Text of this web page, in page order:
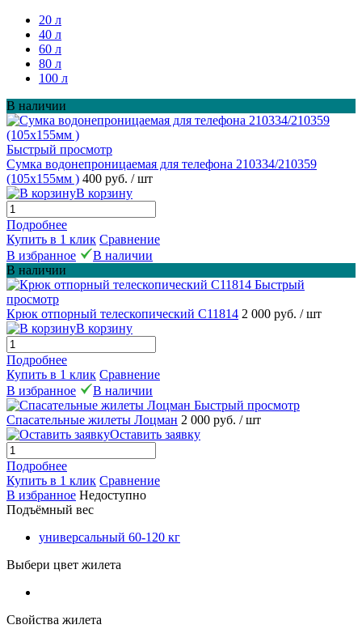
20 л
40 л
60 л
80 л
100 л
В наличии
Быстрый просмотр
Сумка водонепроницаемая для телефона 210334/210359
(105х155мм ) 400 руб. / шт
В корзину
Подробнее
Купить в 1 клик Сравнение
В избранное
В наличии
В наличии
Быстрый
просмотр
Крюк отпорный телескопический C11814 2 000 руб. / шт
В корзину
Подробнее
Купить в 1 клик Сравнение
В избранное
В наличии
Быстрый просмотр
Спасательные жилеты Лоцман 2 000 руб. / шт
Оставить заявку
Подробнее
Купить в 1 клик Сравнение
В избранное Недоступно
Подъёмный вес
универсальный 60-120 кг
Выбери цвет жилета
Свойства жилета